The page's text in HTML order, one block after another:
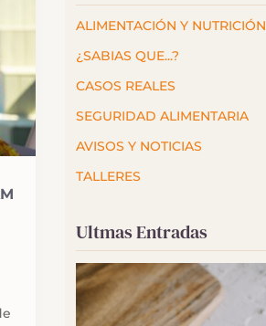
ALIMENTACIÓN Y NUTRICIÓN
¿SABIAS QUE...?
CASOS REALES
SEGURIDAD ALIMENTARIA
AVISOS Y NOTICIAS
TALLERES
Ultmas Entradas